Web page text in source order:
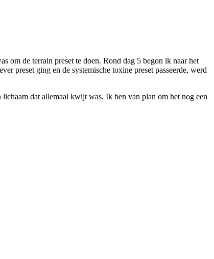
om de terrain preset te doen. Rond dag 5 begon ik naar het
preset ging en de systemische toxine preset passeerde, werd
dat allemaal kwijt was. Ik ben van plan om het nog een